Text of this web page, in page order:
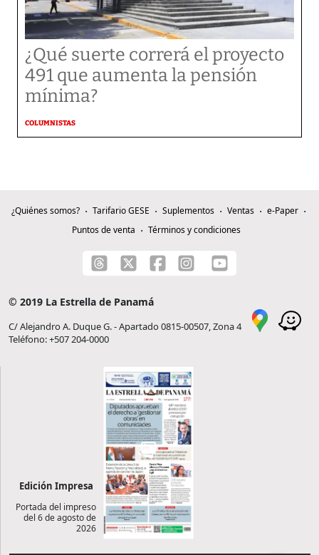
¿Qué suerte correrá el proyecto
491 que aumenta la pensión
mínima?
COLUMNISTAS
¿Quiénes somos? Tarifario GESE Suplementos Ventas
e-Paper
Puntos de venta
Términos y condiciones
© 2019 La Estrella de Panamá
C/ Alejandro A. Duque G. - Apartado 0815-00507, Zona 4
Teléfono: +507 204-0000
Edición Impresa
Portada del impreso
del 6 de agosto de
2026